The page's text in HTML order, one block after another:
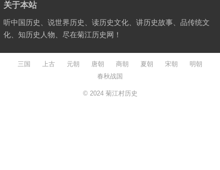
关于本站
听中国历史、说世界历史、读历史文化、讲历史故事、品传统文
化、知历史人物、尽在菊江历史网！
三国 上古 元朝 唐朝 商朝 夏朝 宋朝
明朝
春秋战国
© 2024 菊江村历史